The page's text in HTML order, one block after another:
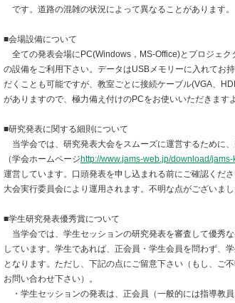
です。道路の混雑の状況によって異なることがあります。
■会場設備について
全ての発表会場にPC(Windows，MS-Office)とプロジェク
の設備をご利用下さい。データはUSBメモリーに入れてお
だくことも可能ですが、教室ごとに接続ケーブル(VGA、
がありますので、極力備え付けのPCをお使いいただきます
■研究発表に関する細則について
当学会では、研究発表大会をスムーズに運営するために、
（学会ホームページhttp://www.jams-web.jp/download/
運営しています。口頭発表を申し込まれる前にご確認くだ
大会実行委員会により運用されます。不明な点がございま
■学生研究発表優秀賞について
当学会では、学生セッションの研究発表を審査して優秀
しています。学生であれば、正会員・学生会員を問わず、
となります。ただし、下記の点にご留意下さい（もし、ご
お問い合わせ下さい）。
・学生セッションの発表は、正会員（一般的には指導教